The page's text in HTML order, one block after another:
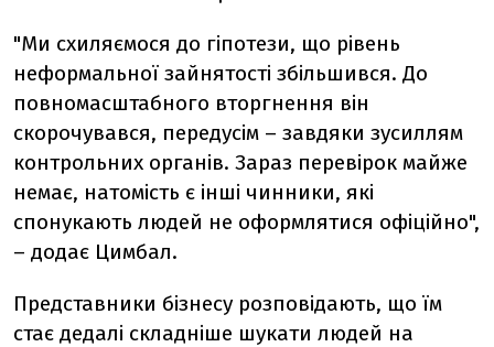
"Ми схиляємося до гіпотези, що рівень
неформальної зайнятості збільшився. До
повномасштабного вторгнення він
скорочувався, передусім – завдяки зусиллям
контрольних органів. Зараз перевірок майже
немає, натомість є інші чинники, які
спонукають людей не оформлятися офіційно",
– додає Цимбал.
Представники бізнесу розповідають, що їм
стає дедалі складніше шукати людей на